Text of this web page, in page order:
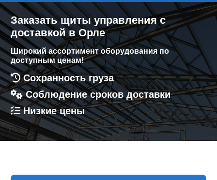
Заказать щиты управления с
доставкой в Орле
Широкий ассортимент оборудования по
доступным ценам!
Сохранность груза
Соблюдение сроков доставки
Низкие цены